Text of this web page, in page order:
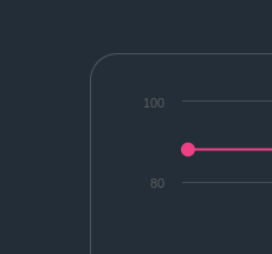
80
100